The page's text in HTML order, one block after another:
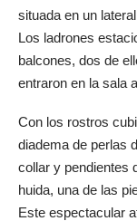
situada en un
Los ladrones
balcones, dos de
entraron en la sala
Con los rostros
diadema de perlas
collar y pendientes
huida, una de las
Este espectacular